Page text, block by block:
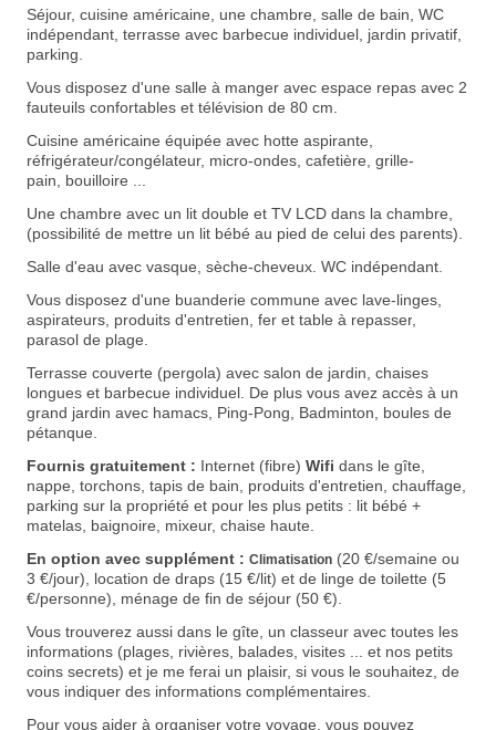
Séjour, cuisine américaine, une chambre, salle de bain, WC
indépendant, terrasse avec barbecue individuel, jardin privatif,
parking.
Vous disposez d'une salle à manger avec espace repas avec 2
fauteuils confortables et télévision de 80 cm.
Cuisine américaine équipée avec hotte aspirante,
réfrigérateur/congélateur, micro-ondes, cafetière, grille-
pain, bouilloire ...
Une chambre avec un lit double et TV LCD dans la chambre,
(possibilité de mettre un lit bébé au pied de celui des parents).
Salle d'eau avec vasque, sèche-cheveux. WC indépendant.
Vous disposez d'une buanderie commune avec lave-linges,
aspirateurs, produits d'entretien, fer et table à repasser
parasol de plage.
Terrasse couverte (pergola) avec salon de jardin, chaises
longues et barbecue individuel. De plus vous avez accès à un
grand jardin avec hamacs, Ping-Pong, Badminton, boules de
pétanque.
Fournis gratuitement : Internet (fibre) Wifi dans le gîte,
nappe, torchons, tapis de bain, produits d'entretien, chauffage,
parking sur la propriété et pour les plus petits : lit bébé +
matelas, baignoire, mixeur, chaise haute.
En option avec supplément : Climatisation (20 €/semaine ou
3 €/jour) , location de draps (15 €/lit) et de linge de toilette (5
€/personne), ménage de fin de séjour (50 €).
Vous trouverez aussi dans le gîte, un classeur avec toutes les
informations (plages, rivières, balades, visites ... et nos petits
coins secrets) et je me ferai un plaisir, si vous le souhaitez, de
vous indiquer des informations complémentaires.
Pour vous aider à organiser votre voyage, vous pouvez